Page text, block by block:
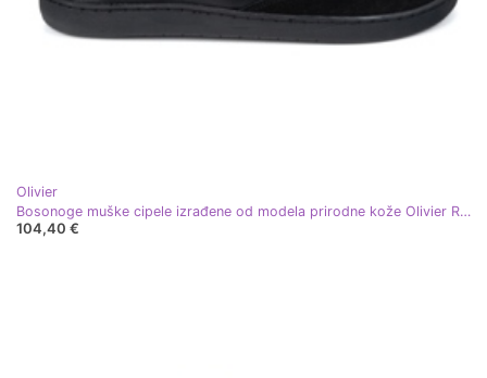
Olivier
Bosonoge muške cipele izrađene od modela prirodne kože Olivier Reno Black
104,40 €